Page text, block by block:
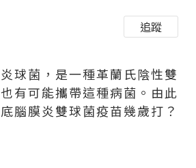
追蹤
球菌，是一種革蘭氏陰性雙
有可能攜帶這種病菌。由此
腦膜炎雙球菌疫苗幾歲打？